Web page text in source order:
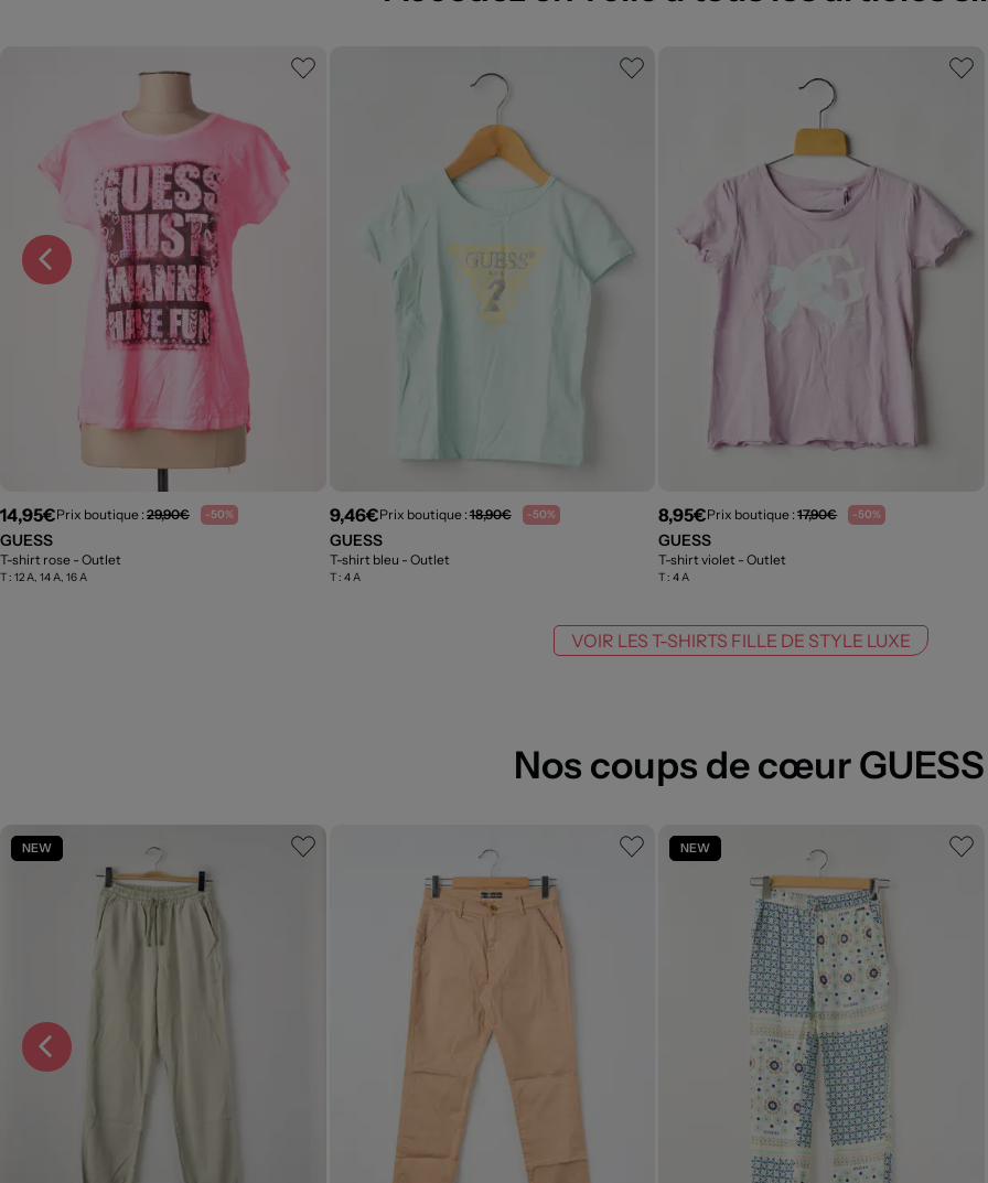
14,95€Prix boutique : 29,90€ -50%
GUESS
T-shirt rose - Outlet
T : 12 A, 14 A, 16 A
9,46€Prix boutique :18,90€ -50%
GUESS
T-shirt bleu - Outlet
T : 4 A
8,95€Prix boutique :17,90€ -50%
GUESS
T-shirt violet - Outlet
T :4 A
VOIR LES T-SHIRTS FILLE DE STYLE LUXE
Nos coups de cœur GUESS
NEW NEW